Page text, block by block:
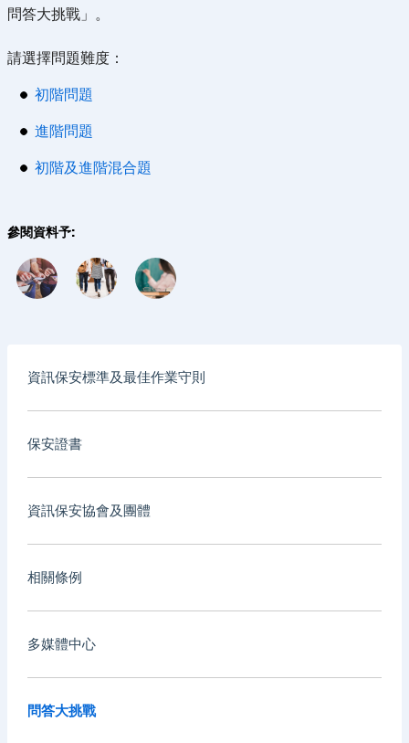
資訊保安標準及最佳作業守則
保安證書
資訊保安協會及團體
相關條例
多媒體中心
問答大挑戰
問答大挑戰」。
請選擇問題難度：
初階問題
進階問題
初階及進階混合題
參閱資料予: